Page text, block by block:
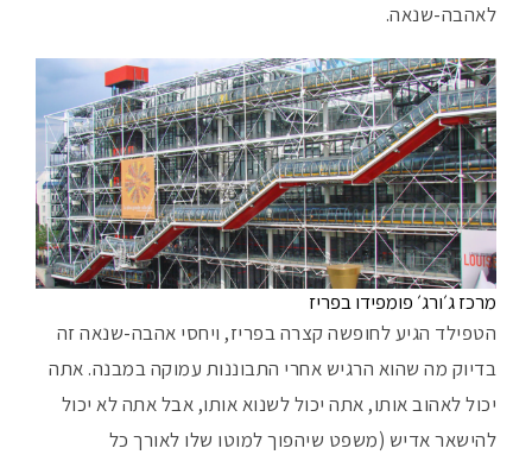
לאהבה-שנאה.
מרכז ג׳ורג׳ פומפידו בפריז
הטפילד הגיע לחופשה קצרה בפריז, ויחסי אהבה-שנאה זה
בדיוק מה שהוא הרגיש אחרי התבוננות עמוקה במבנה. אתה
יכול לאהוב אותו, אתה יכול לשנוא אותו, אבל אתה לא יכול
להישאר אדיש (משפט שיהפוך למוטו שלו לאורך כל